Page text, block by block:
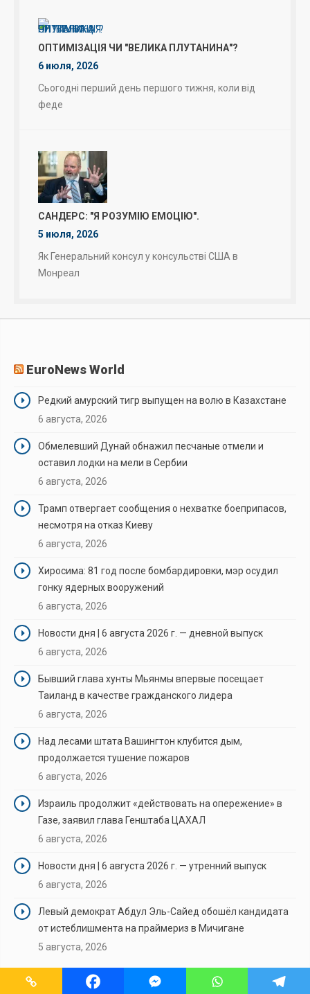
ОПТИМІЗАЦІЯ ЧИ "ВЕЛИКА ПЛУТАНИНА"?
6 июля, 2026
Сьогодні перший день першого тижня, коли від
феде
САНДЕРС: "Я РОЗУМІЮ ЕМОЦІЮ".
5 июля, 2026
Як Генеральний консул у консульстві США в
Монреал
EuroNews World
Редкий амурский тигр выпущен на волю в Казахстане
6 августа, 2026
Обмелевший Дунай обнажил песчаные отмели и
оставил лодки на мели в Сербии
6 августа, 2026
Трамп отвергает сообщения о нехватке боеприпасов,
несмотря на отказ Киеву
6 августа, 2026
Хиросима: 81 год после бомбардировки, мэр осудил
гонку ядерных вооружений
6 августа, 2026
Новости дня | 6 августа 2026 г. — дневной выпуск
6 августа, 2026
Бывший глава хунты Мьянмы впервые посещает
Таиланд в качестве гражданского лидера
6 августа, 2026
Над лесами штата Вашингтон клубится дым,
продолжается тушение пожаров
6 августа, 2026
Израиль продолжит «действовать на опережение» в
Газе, заявил глава Генштаба ЦАХАЛ
6 августа, 2026
Новости дня | 6 августа 2026 г. — утренний выпуск
6 августа, 2026
Левый демократ Абдул Эль-Сайед обошёл кандидата
от истеблишмента на праймериз в Мичигане
5 августа, 2026